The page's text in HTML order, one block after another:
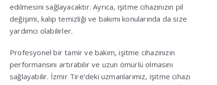
edilmesini sağlayacaktır. Ayrıca, işitme cihazınızın pil
değişimi, kalıp temizliği ve bakımı konularında da size
yardımcı olabilirler.
Profesyonel bir tamir ve bakım, işitme cihazınızın
performansını artırabilir ve uzun ömürlü olmasını
sağlayabilir. İzmir Tire’deki uzmanlarımız, işitme cihazı